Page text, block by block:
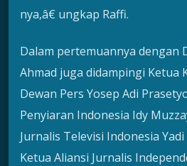
nya,â€ ungkap Raffi.
Dalam pertemuannya dengan
Ahmad juga didampingi Ketua
Dewan Pers Yosep Adi
Penyiaran Indonesia Idy
Jurnalis Televisi Indonesia
Ketua Aliansi Jurnalis